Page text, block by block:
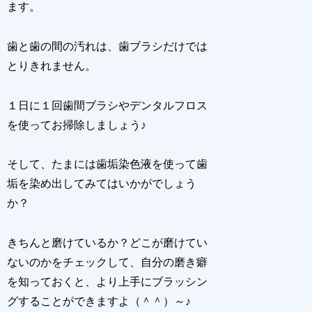
ます。
歯と歯の間の汚れは、歯ブラシだけでは
とりきれません。
１日に１回歯間ブラシやデンタルフロス
を使ってお掃除しましょう♪
そして、たまには歯垢染色液を使って歯
垢を染め出してみてはいかがでしょう
か？
きちんと磨けているか？どこが磨けてい
ないのかをチェックして、自分の磨き癖
を知っておくと、より上手にブラッシン
グすることができますよ（＾＾）～♪